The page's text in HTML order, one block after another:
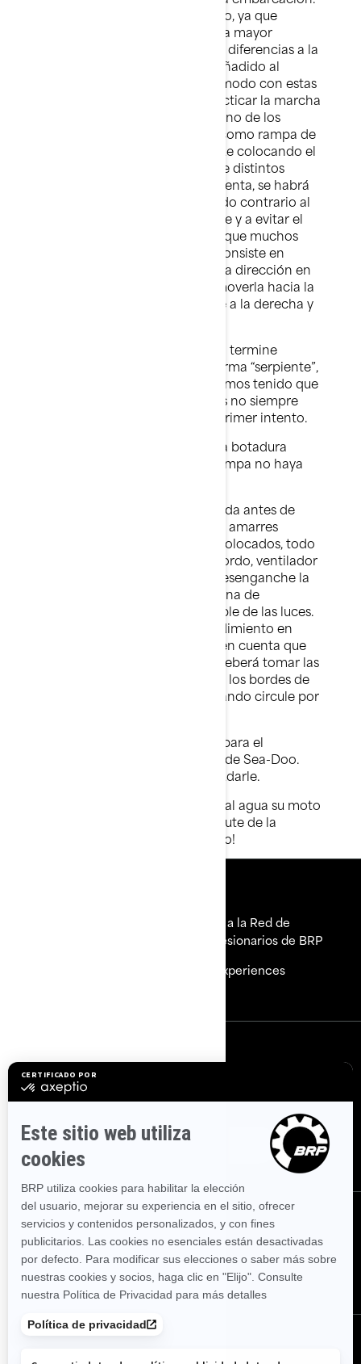
Practique primero el remolcado, ya que
deberá irse acostumbrando a la mayor
longitud y peso (además de las diferencias a la
hora de frenar) del remolque añadido al
vehículo. Cuando se sienta cómodo con estas
maniobras iniciales, puede practicar la marcha
atrás con el remolque. Utilice uno de los
espacios de estacionamiento como rampa de
botadura imaginaria y practique colocando el
remolque entre las líneas desde distintos
ángulos. Antes de que se dé cuenta, se habrá
acostumbrado a girar en sentido contrario al
que desea que vaya el remolque y a evitar el
sobreviraje. Un método con el que muchos
usuarios se sienten cómodos consiste en
colocar la mano que controla la dirección en
la parte inferior del volante y moverla hacia la
derecha para girar el remolque a la derecha y
Puede que en el primer intento termine
componiendo una figura en forma “serpiente”,
pero no se preocupe: todos hemos tenido que
aprender e incluso los expertos no siempre
consiguen hacerlo bien en el primer intento.
Cuando esté preparado para la botadura
inicial, compruebe que en la rampa no haya
Tenga la embarcación preparada antes de
colocarla en la rampa (es decir, amarres
quitados, tapones de drenaje colocados, todo
el equipamiento necesario a bordo, ventilador
activado). Al borde del agua, desenganche la
correa del cabrestante, la cadena de
seguridad y el conector del cable de las luces.
Cuando regrese, siga el procedimiento en
orden inverso. Tenga siempre en cuenta que
lleva un remolque, por lo que deberá tomar las
curvas más abiertas para evitar los bordes de
las aceras y otros vehículos cuando circule por
No dude en pedir sugerencias para el
remolcado a su concesionario de Sea-Doo.
Están a su disposición para ayudarle.
Entonces, ¿qué espera? ¡Lleve al agua su moto
acuática o embarcación y disfrute de la
diversión que le ofrece Sea-Doo!
Únete a la Red de
Concesionarios de BRP
BRP Experiences
Suscríbete a nuestros correos electrónicos.
últimas noticias, eventos y ofertas.
SUSCRÍBETE
Síguenos